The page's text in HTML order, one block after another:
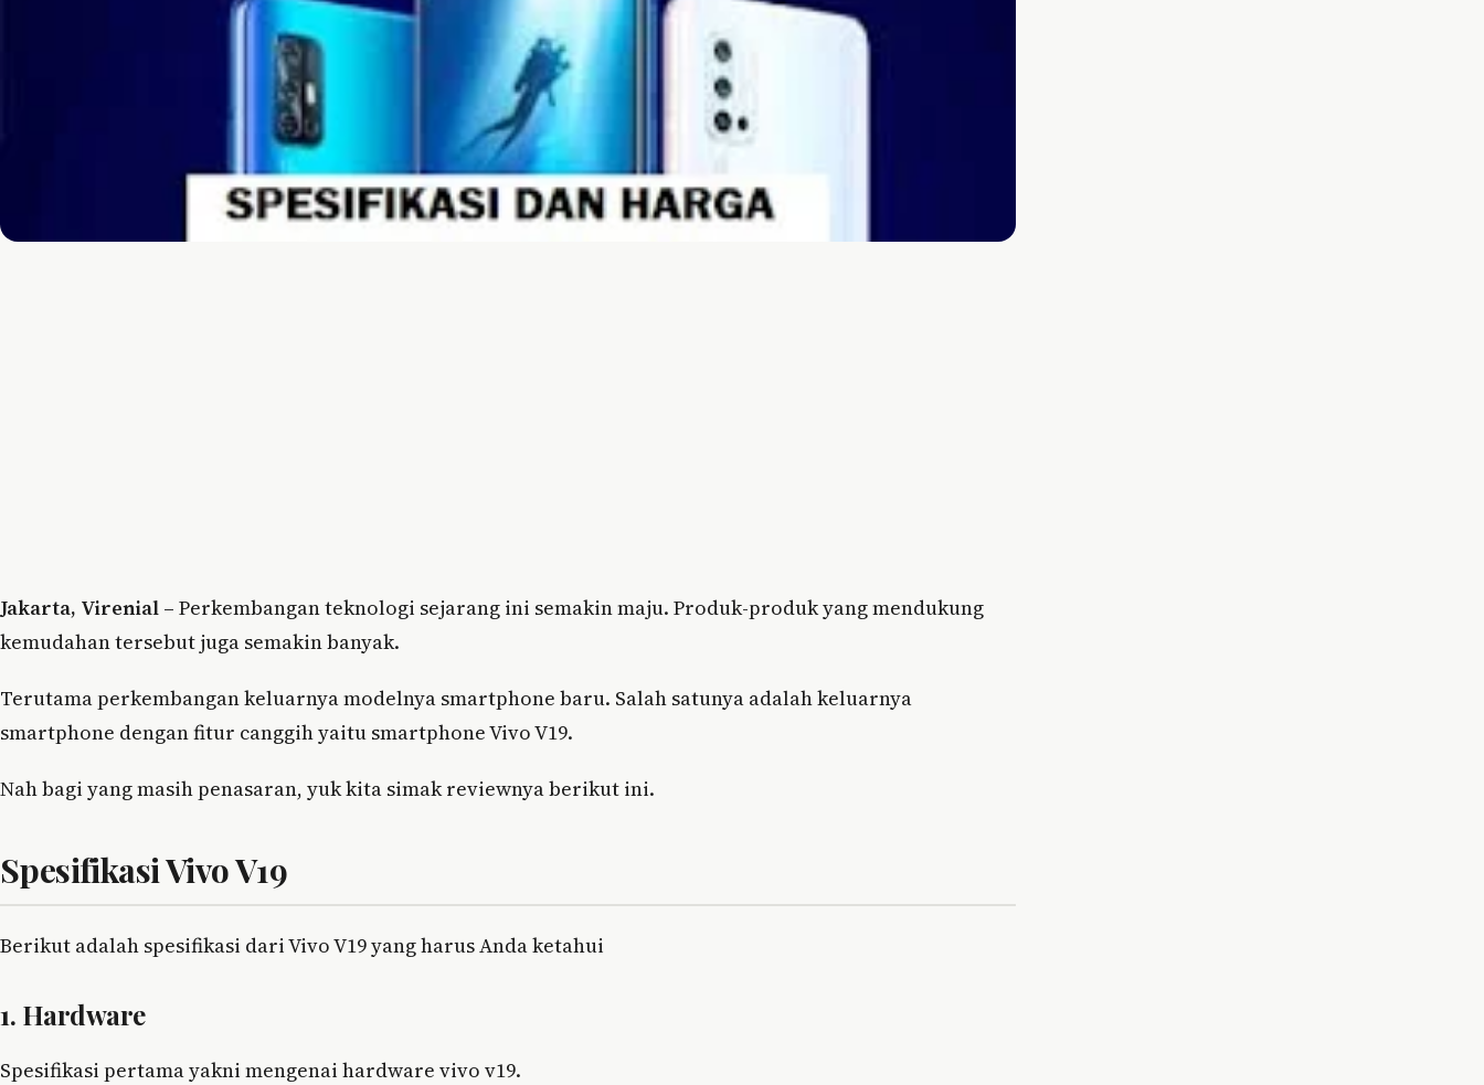
Jakarta, Virenial – Perkembangan teknologi sejarang ini semakin maju. Produk-produk yang mendukung
kemudahan tersebut juga semakin banyak.
Terutama perkembangan keluarnya modelnya smartphone baru. Salah satunya adalah keluarnya
smartphone dengan fitur canggih yaitu smartphone Vivo V19.
Nah bagi yang masih penasaran, yuk kita simak reviewnya berikut ini.
Spesifikasi Vivo V19
Berikut adalah spesifikasi dari Vivo V19 yang harus Anda ketahui
1. Hardware
Spesifikasi pertama yakni mengenai hardware vivo v19.